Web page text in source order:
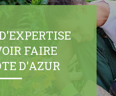
FAIRE
D'AZUR